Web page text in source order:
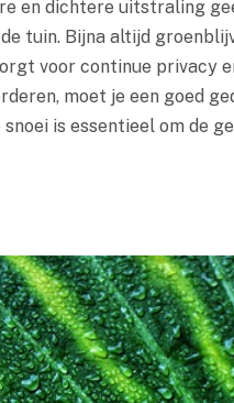
en dichtere uitstraling
tuin. Bijna altijd
voor continue privacy
moet je een goed
is essentieel om de